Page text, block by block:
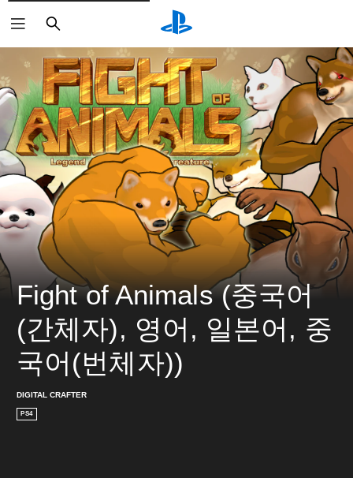
검
색
Fight of Animals (중국어
(간체자), 영어, 일본어, 중
국어(번체자))
DIGITAL CRAFTER
PS4